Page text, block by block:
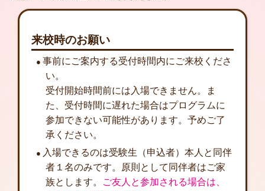
来校時のお願い
事前にご案内する受付時間内にご来校くださ
い。
受付開始時間前には入場できません。ま
た、受付時間に遅れた場合はプログラムに
参加できない可能性があります。予めご了
承ください。
入場できるのは受験生（申込者）本人と同伴
者１名のみです。原則として同伴者はご家
族とします。
ご友人と参加される場合は、